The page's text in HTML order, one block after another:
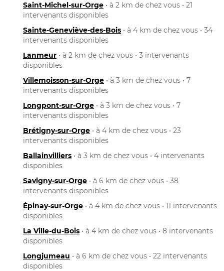
Saint-Michel-sur-Orge • à 2 km de chez vous • 21
intervenants disponibles
Sainte-Geneviève-des-Bois • à 4 km de chez vous • 34
intervenants disponibles
Lanmeur • à 2 km de chez vous • 3 intervenants
disponibles
Villemoisson-sur-Orge • à 3 km de chez vous • 7
intervenants disponibles
Longpont-sur-Orge • à 3 km de chez vous • 7
intervenants disponibles
Brétigny-sur-Orge • à 4 km de chez vous • 23
intervenants disponibles
Ballainvilliers • à 3 km de chez vous • 4 intervenants
disponibles
Savigny-sur-Orge • à 6 km de chez vous • 38
intervenants disponibles
Épinay-sur-Orge • à 4 km de chez vous • 11 intervenants
disponibles
La Ville-du-Bois • à 4 km de chez vous • 8 intervenants
disponibles
Longjumeau • à 6 km de chez vous • 22 intervenants
disponibles